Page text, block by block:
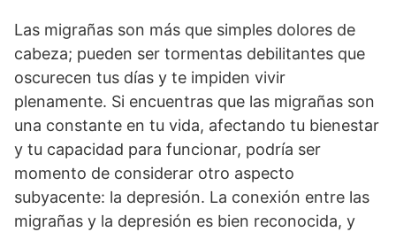
Las migrañas son más que simples dolores de
cabeza; pueden ser tormentas debilitantes que
oscurecen tus días y te impiden vivir
plenamente. Si encuentras que las migrañas son
una constante en tu vida, afectando tu bienestar
y tu capacidad para funcionar, podría ser
momento de considerar otro aspecto
subyacente: la depresión. La conexión entre las
migrañas y la depresión es bien reconocida, y